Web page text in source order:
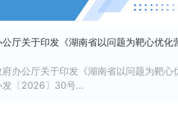
厅关于印发《湖南省以问题为靶心优化
公厅关于印发《湖南省以问题为靶心
〔2026〕30号…